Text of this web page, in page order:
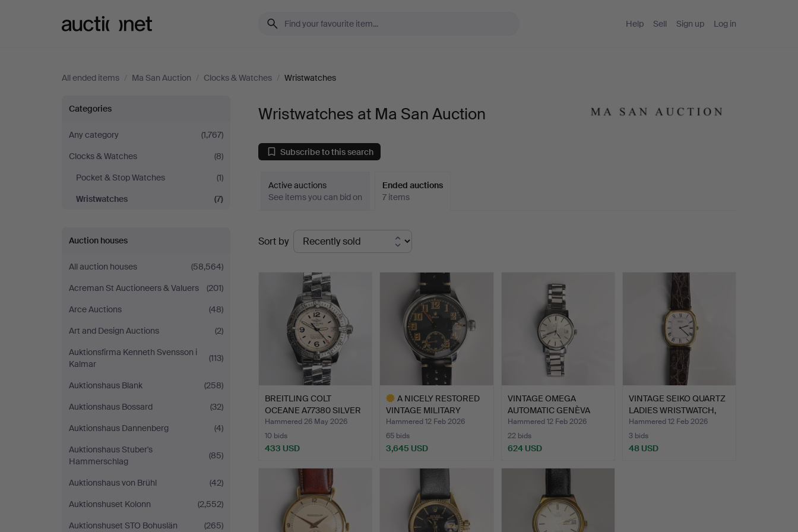
Help Sell Sign up Log in
All ended items / Ma San Auction / Clocks & Watches / Wristwatches
Wristwatches
at
Ma
San
Categories
Any category
(1,767)
Clocks & Watches
(8)
Pocket & Stop Watches
(1)
Wristwatches
(7)
Auction houses
All auction houses
(58,564)
Acreman St Auctioneers & Valuers
(201)
Arce Auctions
(48)
Art and Design Auctions
(2)
Auktionsfirma Kenneth Svensson i
Kalmar
(113)
Auktionshaus Blank
(258)
Auktionshaus Bossard
(32)
Auktionshaus Dannenberg
(4)
Auktionshaus Stuber's
Hammerschlag
(85)
Auktionshaus von Brühl
(42)
Auktionshuset Kolonn
(2,552)
Auktionshuset STO Bohuslän
(265)
Wristwatches at Ma San Auction
Subscribe to this search
Active auctions
See items you can bid on
Ended auctions
7 items
Ended
auctions
Sort by
BREITLING COLT
OCEANE A77380 SILVER
DIAL L…
Hammered 26 May 2026
10 bids
433 USD
A NICELY RESTORED
VINTAGE MILITARY
ROLEX P…
Hammered 12 Feb 2026
65 bids
3,645 USD
VINTAGE OMEGA
AUTOMATIC GENÈVA
GENTS WRIST…
Hammered 12 Feb 2026
22 bids
624 USD
VINTAGE SEIKO QUARTZ
LADIES WRISTWATCH,
CI…
Hammered 12 Feb 2026
3 bids
48 USD